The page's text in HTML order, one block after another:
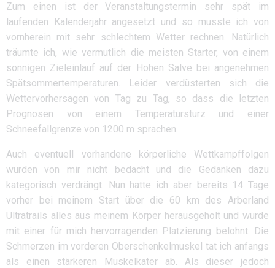
Zum einen ist der Veranstaltungstermin sehr spät im
laufenden Kalenderjahr angesetzt und so musste ich von
vornherein mit sehr schlechtem Wetter rechnen. Natürlich
träumte ich, wie vermutlich die meisten Starter, von einem
sonnigen Zieleinlauf auf der Hohen Salve bei angenehmen
Spätsommertemperaturen. Leider verdüsterten sich die
Wettervorhersagen von Tag zu Tag, so dass die letzten
Prognosen von einem Temperatursturz und einer
Schneefallgrenze von 1200 m sprachen.
Auch eventuell vorhandene körperliche Wettkampffolgen
wurden von mir nicht bedacht und die Gedanken dazu
kategorisch verdrängt. Nun hatte ich aber bereits 14 Tage
vorher bei meinem Start über die 60 km des Arberland
Ultratrails alles aus meinem Körper herausgeholt und wurde
mit einer für mich hervorragenden Platzierung belohnt. Die
Schmerzen im vorderen Oberschenkelmuskel tat ich anfangs
als einen stärkeren Muskelkater ab. Als dieser jedoch